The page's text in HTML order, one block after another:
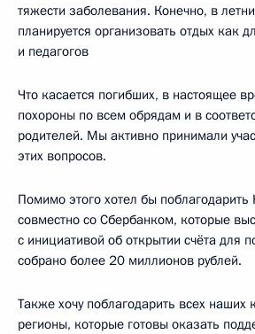
тяжести заболевания. Конечно, в
планируется организовать отдых как
и педагогов
Что касается погибших, в настоящее
похороны по всем обрядам и в
родителей. Мы активно принимали
этих вопросов.
Помимо этого хотел бы поблагодарить
совместно со Сбербанком, которые
с инициативой об открытии счёта для
собрано более 20 миллионов рублей.
Также хочу поблагодарить всех наших
регионы, которые готовы оказать